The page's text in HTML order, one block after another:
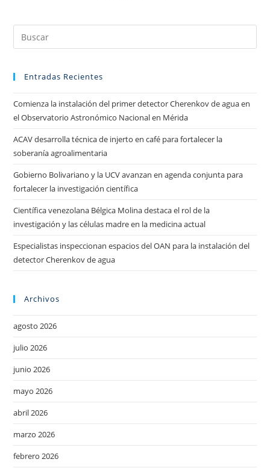
Entradas Recientes
Comienza la instalación del primer detector Cherenkov de agua en
el Observatorio Astronómico Nacional en Mérida
ACAV desarrolla técnica de injerto en café para fortalecer la
soberanía agroalimentaria
Gobierno Bolivariano y la UCV avanzan en agenda conjunta para
fortalecer la investigación científica
Científica venezolana Bélgica Molina destaca el rol de la
investigación y las células madre en la medicina actual
Especialistas inspeccionan espacios del OAN para la instalación del
detector Cherenkov de agua
Archivos
agosto 2026
julio 2026
junio 2026
mayo 2026
abril 2026
marzo 2026
febrero 2026